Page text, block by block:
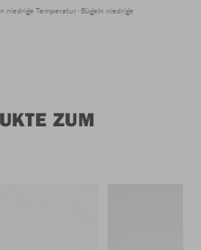
niedrige Temperatur Bügeln niedrige
ZUM